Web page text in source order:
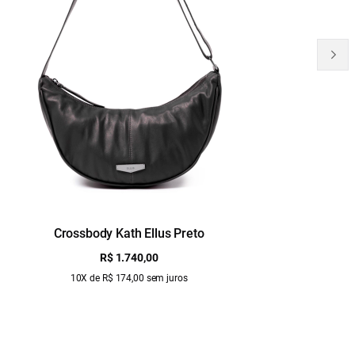
Crossbody Kath Ellus Preto
R$ 1.740,00
10X de R$ 174,00 sem juros